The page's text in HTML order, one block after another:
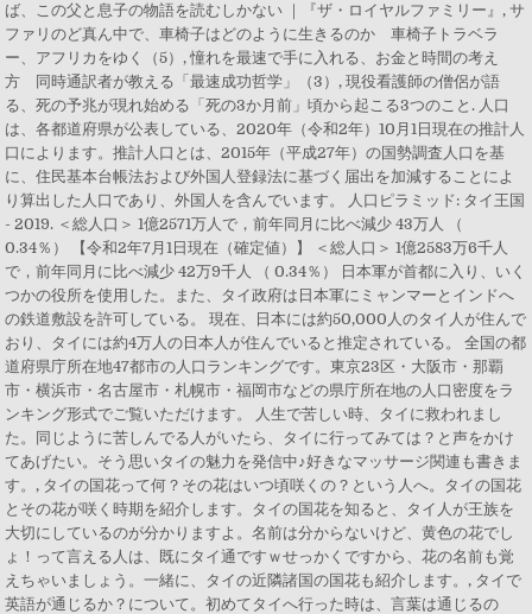
ば、この父と息子の物語を読むしかない ｜『ザ・ロイヤルファミリー』, サ
ファリのど真ん中で、車椅子はどのように生きるのか 車椅子トラベラ
ー、アフリカをゆく（5）, 憧れを最速で手に入れる、お金と時間の考え
方 同時通訳者が教える「最速成功哲学」（3）, 現役看護師の僧侶が語
る、死の予兆が現れ始める「死の3か月前」頃から起こる3つのこと. 人口
は、各都道府県が公表している、2020年（令和2年）10月1日現在の推計人
口によります。推計人口とは、2015年（平成27年）の国勢調査人口を基
に、住民基本台帳法および外国人登録法に基づく届出を加減することによ
り算出した人口であり、外国人を含んでいます。 人口ピラミッド: タイ王国
- 2019. ＜総人口＞ 1億2571万人で，前年同月に比べ減少 43万人 （
0.34％） 【令和2年7月1日現在（確定値）】 ＜総人口＞ 1億2583万6千人
で，前年同月に比べ減少 42万9千人 （ 0.34％） 日本軍が首都に入り、いく
つかの役所を使用した。また、タイ政府は日本軍にミャンマーとインドへ
の鉄道敷設を許可している。 現在、日本には約50,000人のタイ人が住んで
おり、タイには約4万人の日本人が住んでいると推定されている。 全国の都
道府県庁所在地47都市の人口ランキングです。東京23区・大阪市・那覇
市・横浜市・名古屋市・札幌市・福岡市などの県庁所在地の人口密度をラ
ンキング形式でご覧いただけます。 人生で苦しい時、タイに救われまし
た。同じように苦しんでる人がいたら、タイに行ってみては？と声をかけ
てあげたい。そう思いタイの魅力を発信中♪好きなマッサージ関連も書きま
す。, タイの国花って何？その花はいつ頃咲くの？という人へ。タイの国花
とその花が咲く時期を紹介します。タイの国花を知ると、タイ人が王族を
大切にしているのが分かりますよ。名前は分からないけど、黄色の花でし
ょ！って言える人は、既にタイ通ですｗせっかくですから、花の名前も覚
えちゃいましょう。一緒に、タイの近隣諸国の国花も紹介します。, タイで
英語が通じるか？について。初めてタイへ行った時は、言葉は通じるの